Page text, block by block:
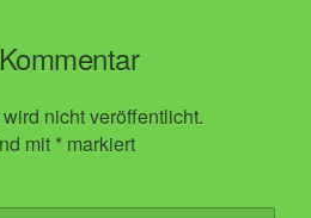
nicht veröffentlicht.
mit * markiert